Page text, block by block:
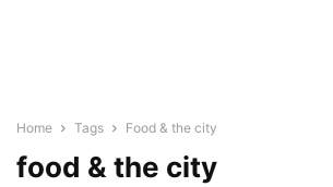
Home Tags Food & the city
food & the city